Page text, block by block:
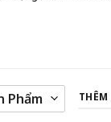
Phẩm THÊM